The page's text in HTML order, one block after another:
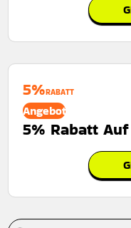
5%RABATT
Angebot
5% Rabatt